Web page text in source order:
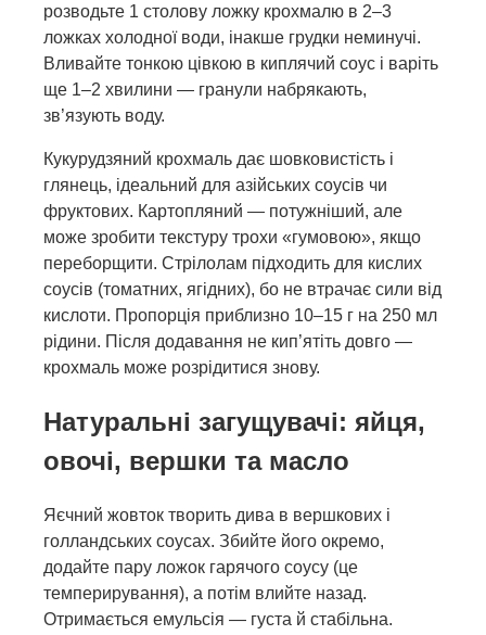
розводьте 1 столову ложку крохмалю в 2–3
ложках холодної води, інакше грудки неминучі.
Вливайте тонкою цівкою в киплячий соус і варіть
ще 1–2 хвилини — гранули набрякають,
зв’язують воду.
Кукурудзяний крохмаль дає шовковистість і
глянець, ідеальний для азійських соусів чи
фруктових. Картопляний — потужніший, але
може зробити текстуру трохи «гумовою», якщо
переборщити. Стрілолам підходить для кислих
соусів (томатних, ягідних), бо не втрачає сили від
кислоти. Пропорція приблизно 10–15 г на 250 мл
рідини. Після додавання не кип’ятіть довго —
крохмаль може розрідитися знову.
Натуральні загущувачі: яйця,
овочі, вершки та масло
Яєчний жовток творить дива в вершкових і
голландських соусах. Збийте його окремо,
додайте пару ложок гарячого соусу (це
темперирування), а потім влийте назад.
Отримається емульсія — густа й стабільна.